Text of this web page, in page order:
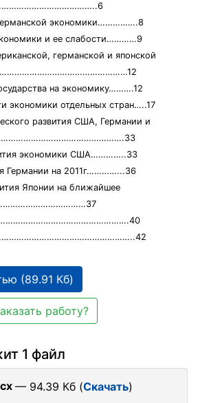
экономики…………….8
и ее слабости…………9
германской и японской
на экономику……….12
экономики отдельных стран…..17
развития США, Германии и
экономики США…………..33
Германии на 2011г…………...36
Японии на ближайшее
(89.91 Кб)
работу?
1 файл
— 94.39 Кб (Скачать)